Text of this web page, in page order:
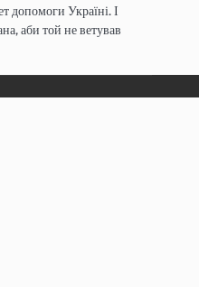
допомоги Україні. І
аби той не ветував